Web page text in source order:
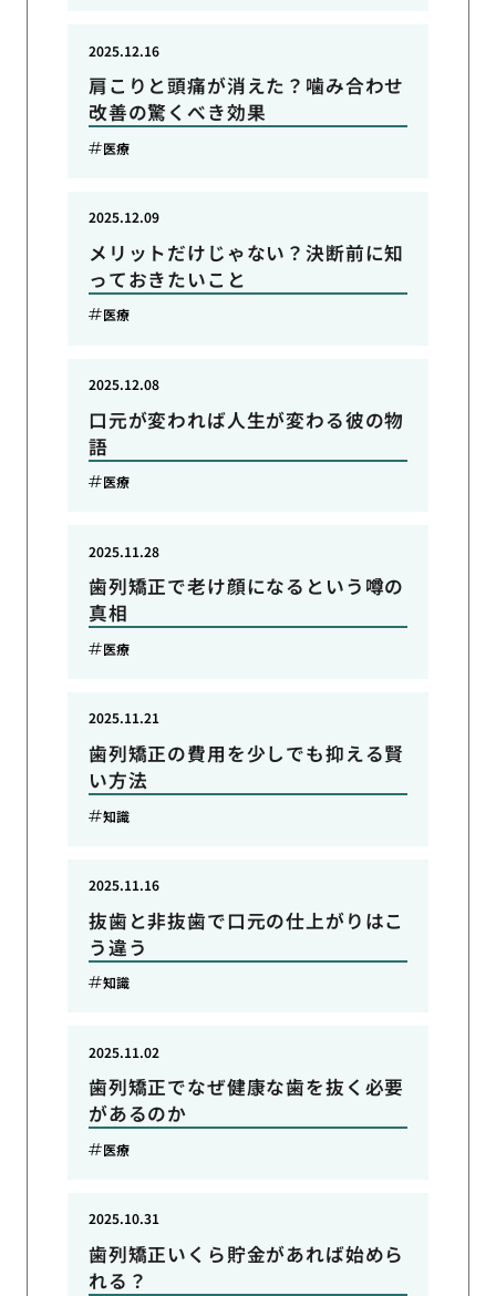
肩こりと頭痛が消えた？噛み合わせ
改善の驚くべき効果
2025.12.16
医療
メリットだけじゃない？決断前に知
っておきたいこと
2025.12.09
医療
口元が変われば人生が変わる彼の物
語
2025.12.08
医療
歯列矯正で老け顔になるという噂の
真相
2025.11.28
医療
歯列矯正の費用を少しでも抑える賢
い方法
2025.11.21
知識
抜歯と非抜歯で口元の仕上がりはこ
う違う
2025.11.16
知識
歯列矯正でなぜ健康な歯を抜く必要
があるのか
2025.11.02
医療
歯列矯正いくら貯金があれば始めら
れる？
2025.10.31